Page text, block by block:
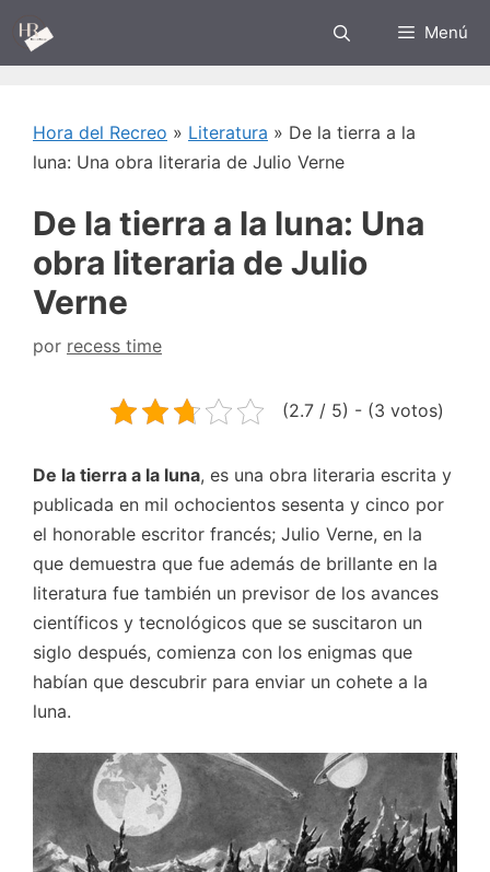
Saltar
contenido
Menú
Hora del Recreo » Literatura » De la tierra a la
luna: Una obra literaria de Julio Verne
De la tierra a la luna: Una
obra literaria de Julio
Verne
por recess time
(2.7 / 5) - (3 votos)
De la tierra a la luna, es una obra literaria escrita y
publicada en mil ochocientos sesenta y cinco por
el honorable escritor francés; Julio Verne, en la
que demuestra que fue además de brillante en la
literatura fue también un previsor de los avances
científicos y tecnológicos que se suscitaron un
siglo después, comienza con los enigmas que
habían que descubrir para enviar un cohete a la
luna.